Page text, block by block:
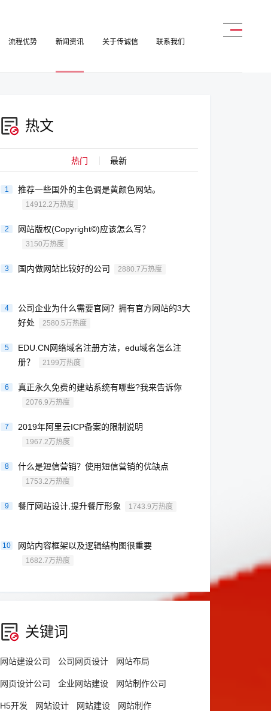
流程优势 新闻资讯 关于传诚信 联系我们
热文
热门 最新
1 推荐一些国外的主色调是黄颜色网站。
14912.2万热度
2 网站版权(Copyright©)应该怎么写？
3150万热度
3 国内做网站比较好的公司 2880.7万热度
4
公司企业为什么需要官网？拥有官方网站的3大
好处
2580.5万热度
5
EDU.CN网络域名注册方法，edu域名怎么注
册？
2199万热度
6 真正永久免费的建站系统有哪些?我来告诉你
2076.9万热度
7 2019年阿里云ICP备案的限制说明
1967.2万热度
8 什么是短信营销？使用短信营销的优缺点
1753.2万热度
9 餐厅网站设计,提升餐厅形象 1743.9万热度
10 网站内容框架以及逻辑结构图很重要
1682.7万热度
关键词
网站建设公司 公司网页设计 网站布局
网页设计公司 企业网站建设 网站制作公司
H5开发 网站设计 网站建设 网站制作